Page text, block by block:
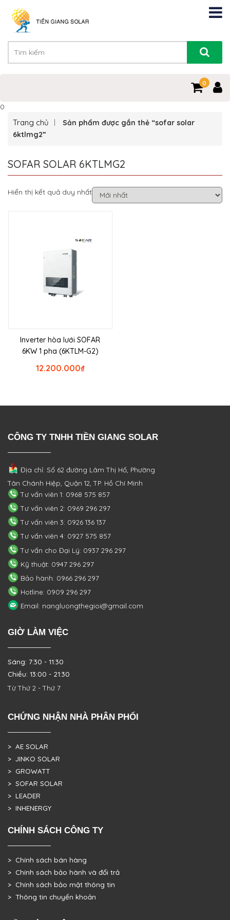
0
0
Trang chủ
Sản phẩm được gắn thẻ “sofar solar
6ktlmg2”
SOFAR SOLAR 6KTLMG2
Hiển thị kết quả duy nhất
Inverter hòa lưới SOFAR
6KW 1 pha (6KTLM-G2)
₫
12.200.000
CÔNG TY TNHH TIỀN GIANG SOLAR
Địa chỉ: Số 62 đường Lâm Thị Hố, Phường
Tân Chánh Hiệp, Quận 12, TP. Hồ Chí Minh
Tư vấn viên 1: 0968 575 857
Tư vấn viên 2: 0969 296 297
Tư vấn viên 3: 0926 136 137
Tư vấn viên 4: 0927 575 857
Tư vấn cho Đại Lý: 0937 296 297
Kỹ thuật: 0947 296 297
Bảo hành: 0966 296 297
Hotline: 0909 296 297
Email: nangluongthegioi@gmail.com
GIỜ LÀM VIỆC
Sáng: 7:30 - 11:30
Chiều: 13:00 - 21:30
Từ Thứ 2 - Thứ 7
CHỨNG NHẬN NHÀ PHÂN PHỐI
> AE SOLAR
> JINKO SOLAR
> GROWATT
> SOFAR SOLAR
> LEADER
> INHENERGY
CHÍNH SÁCH CÔNG TY
> Chính sách bán hàng
> Chính sách bảo hành và đổi trả
> Chính sách bảo mật thông tin
> Thông tin chuyển khoản